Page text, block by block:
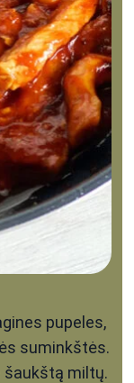
pupeles,
suminkštės.
šaukštą miltų.